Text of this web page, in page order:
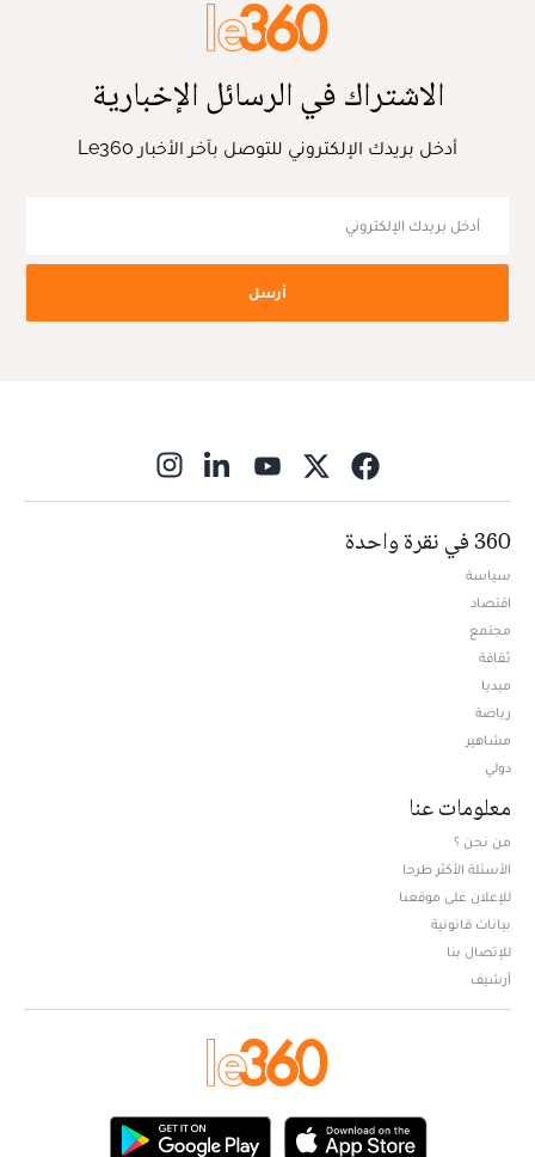
الاشتراك في الرسائل الإخبارية
أدخل بريدك الإلكتروني للتوصل بآخر الأخبار Le360
أرسل
360 في نقرة واحدة
سياسة
اقتصاد
مجتمع
ثقافة
ميديا
رياضة
مشاهير
دولي
معلومات عنا
من نحن ؟
الأسئلة الأكثر طرحا
للإعلان على موقعنا
بيانات قانونية
للإتصال بنا
أرشيف